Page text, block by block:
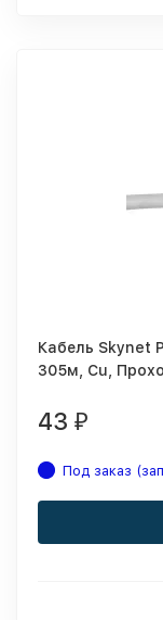
Кабель Skynet
305м, Cu,
43 ₽
Под заказ